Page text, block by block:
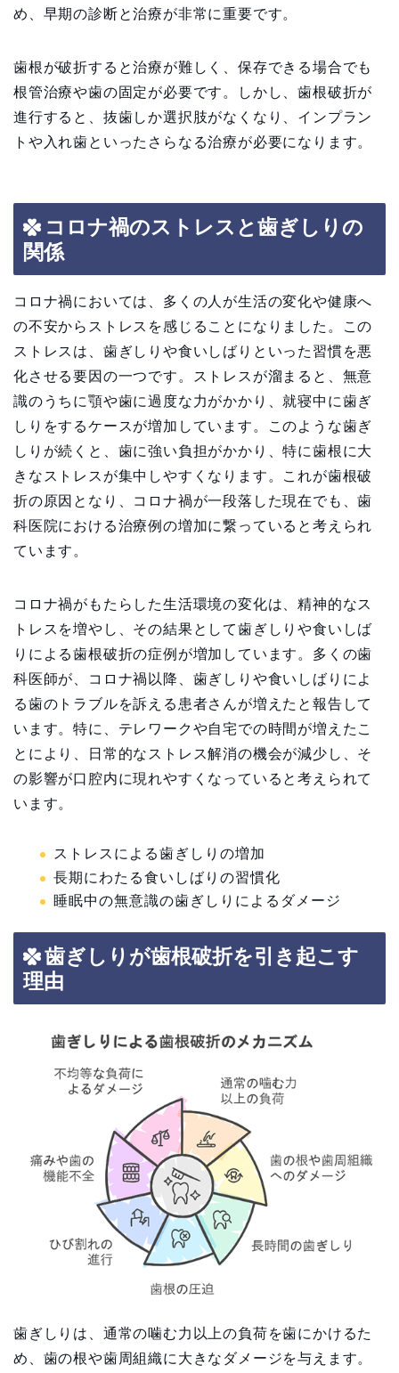
め、早期の診断と治療が非常に重要です。
歯根が破折すると治療が難しく、保存できる場合でも
根管治療や歯の固定が必要です。しかし、歯根破折が
進行すると、抜歯しか選択肢がなくなり、インプラン
トや入れ歯といったさらなる治療が必要になります。
コロナ禍のストレスと歯ぎしりの
関係
コロナ禍においては、多くの人が生活の変化や健康へ
の不安からストレスを感じることになりました。この
ストレスは、歯ぎしりや食いしばりといった習慣を悪
化させる要因の一つです。ストレスが溜まると、無意
識のうちに顎や歯に過度な力がかかり、就寝中に歯ぎ
しりをするケースが増加しています。このような歯ぎ
しりが続くと、歯に強い負担がかかり、特に歯根に大
きなストレスが集中しやすくなります。これが歯根破
折の原因となり、コロナ禍が一段落した現在でも、歯
科医院における治療例の増加に繋っていると考えられ
ています。
コロナ禍がもたらした生活環境の変化は、精神的なス
トレスを増やし、その結果として歯ぎしりや食いしば
りによる歯根破折の症例が増加しています。多くの歯
科医師が、コロナ禍以降、歯ぎしりや食いしばりによ
る歯のトラブルを訴える患者さんが増えたと報告して
います。特に、テレワークや自宅での時間が増えたこ
とにより、日常的なストレス解消の機会が減少し、そ
の影響が口腔内に現れやすくなっていると考えられて
います。
ストレスによる歯ぎしりの増加
長期にわたる食いしばりの習慣化
睡眠中の無意識の歯ぎしりによるダメージ
歯ぎしりが歯根破折を引き起こす
理由
歯ぎしりは、通常の噛む力以上の負荷を歯にかけるた
め、歯の根や歯周組織に大きなダメージを与えます。